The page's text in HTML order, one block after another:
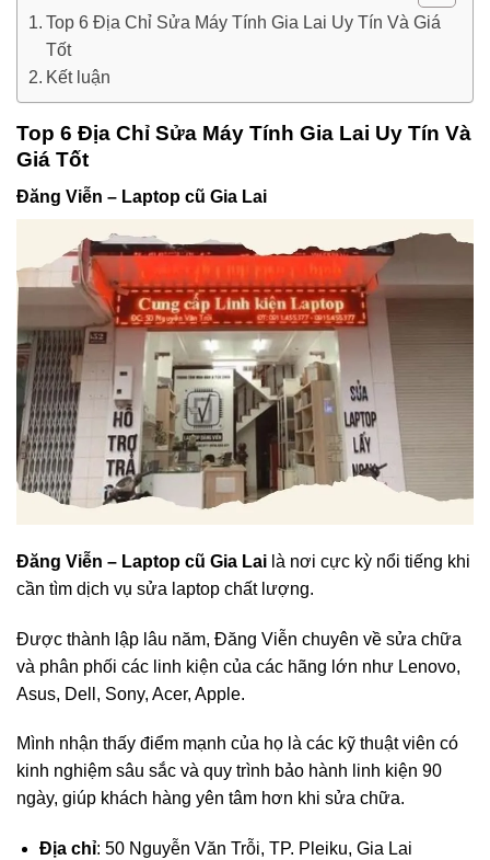
Top 6 Địa Chỉ Sửa Máy Tính Gia Lai Uy Tín Và Giá
Tốt
Kết luận
Top 6 Địa Chỉ Sửa Máy Tính Gia Lai Uy Tín Và
Giá Tốt
Đăng Viễn – Laptop cũ Gia Lai
Đăng Viễn – Laptop cũ Gia Lai là nơi cực kỳ nổi tiếng khi
cần tìm dịch vụ sửa laptop chất lượng.
Được thành lập lâu năm, Đăng Viễn chuyên về sửa chữa
và phân phối các linh kiện của các hãng lớn như Lenovo,
Asus, Dell, Sony, Acer, Apple.
Mình nhận thấy điểm mạnh của họ là các kỹ thuật viên có
kinh nghiệm sâu sắc và quy trình bảo hành linh kiện 90
ngày, giúp khách hàng yên tâm hơn khi sửa chữa.
Địa chỉ: 50 Nguyễn Văn Trỗi, TP. Pleiku, Gia Lai